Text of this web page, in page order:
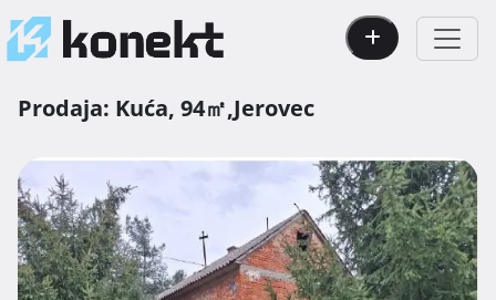
Prodaja: Kuća, 94㎡,Jerovec